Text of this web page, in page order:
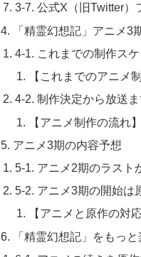
3-7. 公式X（旧Twitter）
4. 「精霊幻想記」アニメ3
4-1. これまでの制作ス
【これまでのアニメ
4-2. 制作決定から放送
【アニメ制作の流れ】
5. アニメ3期の内容予想
5-1. アニメ2期のラスト
5-2. アニメ3期の開始は
【アニメと原作の対応
6. 「精霊幻想記」をもっ